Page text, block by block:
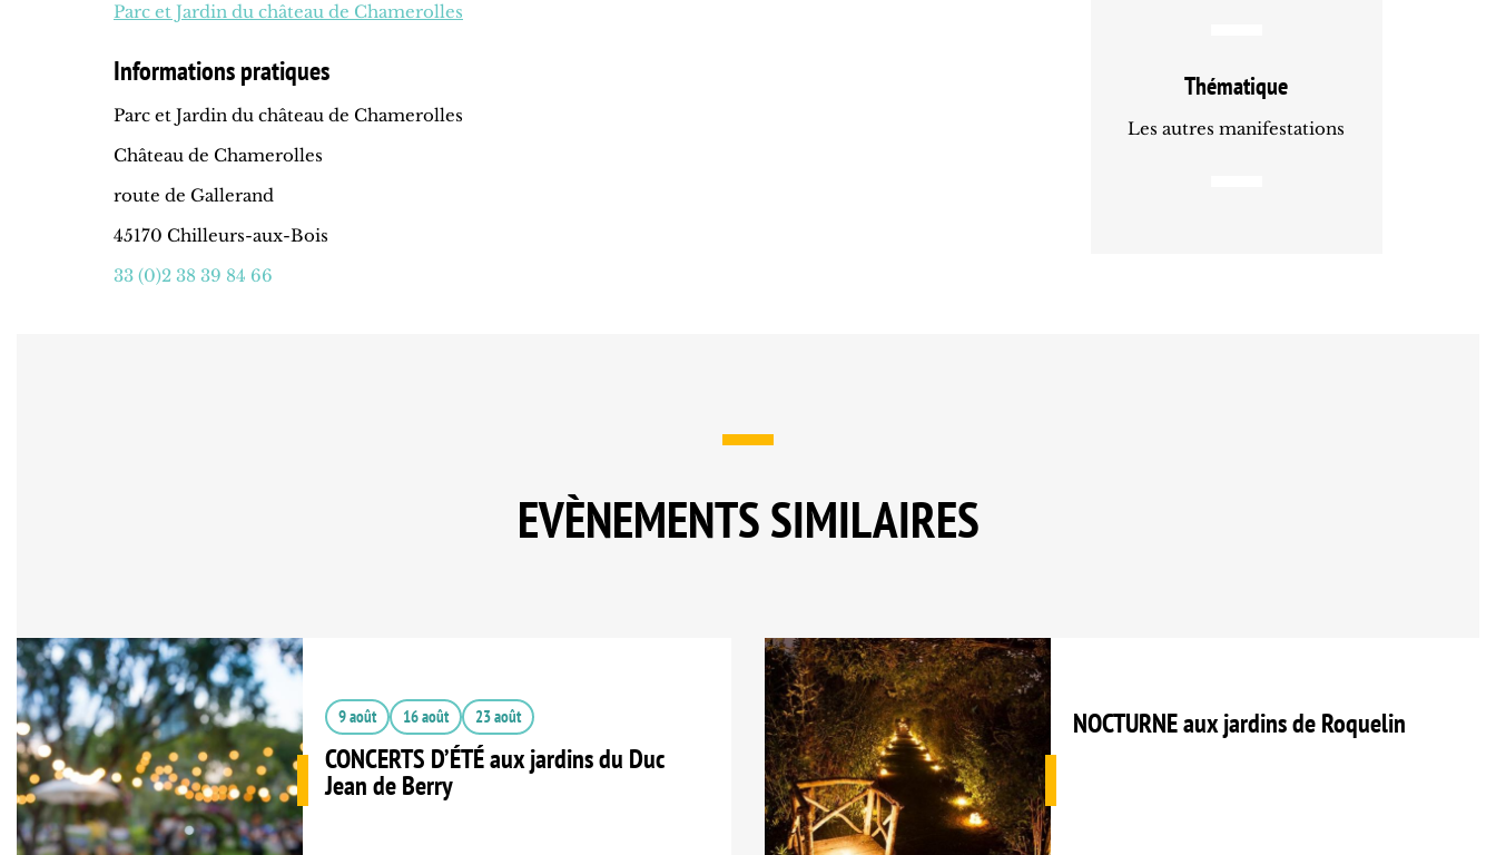
Parc et Jardin du château de Chamerolles
Informations pratiques
Parc et Jardin du château de Chamerolles
Château de Chamerolles
route de Gallerand
45170 Chilleurs-aux-Bois
33 (0)2 38 39 84 66
Thématique
Les autres manifestations
EVÈNEMENTS SIMILAIRES
9 août 16 août 23 août
CONCERTS D’ÉTÉ aux jardins du Duc
Jean de Berry
NOCTURNE aux jardins de Roquelin